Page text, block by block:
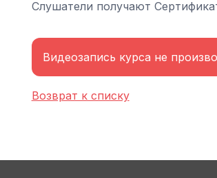
Слушатели получают
Видеозапись курса не
Возврат к списку